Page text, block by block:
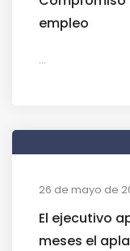
empleo
...
26 de mayo de
El ejecutivo
meses el